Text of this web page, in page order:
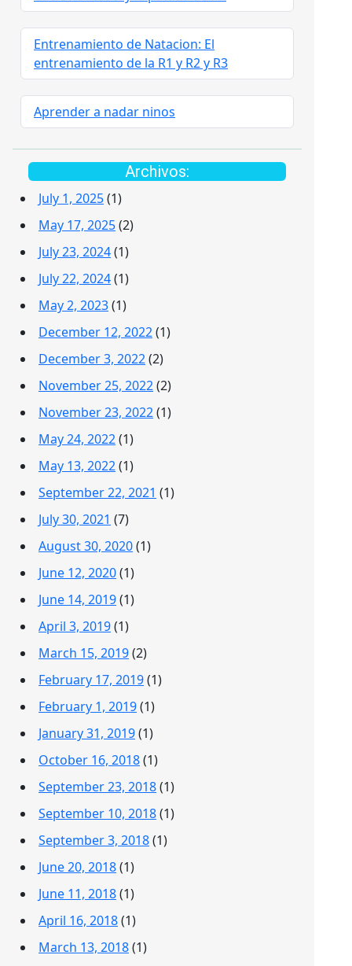
Entrenamiento de Natacion: El
entrenamiento de la R1 y R2 y R3
Aprender a nadar ninos
Archivos:
July 1, 2025(1)
May 17, 2025(2)
July 23, 2024(1)
July 22, 2024(1)
May 2, 2023(1)
December 12, 2022(1)
December 3, 2022(2)
November 25, 2022(2)
November 23, 2022(1)
May 24, 2022(1)
May 13, 2022(1)
September 22, 2021 (1)
July 30, 2021 (7)
August 30, 2020(1)
June 12, 2020(1)
June 14, 2019(1)
April 3, 2019(1)
March 15, 2019(2)
February 17, 2019(1)
February 1, 2019(1)
January 31, 2019(1)
October 16, 2018(1)
September 23, 2018(1)
September 10, 2018(1)
September 3, 2018(1)
June 20, 2018(1)
June 11, 2018(1)
April 16, 2018(1)
March 13, 2018(1)